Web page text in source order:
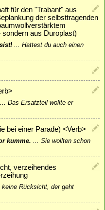
für den "Trabant" aus
der selbsttragenden
aus Duroplast)
... Hattest du auch einen
... Das Ersatzteil wollte er
bei einer Parade) <Verb>
kumme. ... Sie wollten schon
verzeihendes
keine Rücksicht, der geht